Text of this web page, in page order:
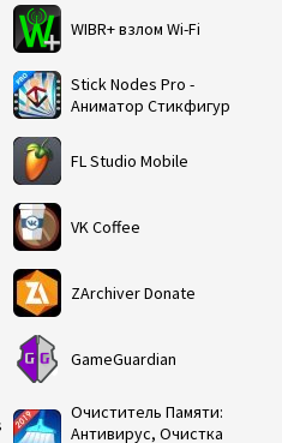
WIBR+ взлом Wi-Fi
Stick Nodes Pro -
Аниматор Стикфигур
FL Studio Mobile
VK Coffee
ZArchiver Donate
GameGuardian
Очиститель Памяти:
Антивирус, Очистка